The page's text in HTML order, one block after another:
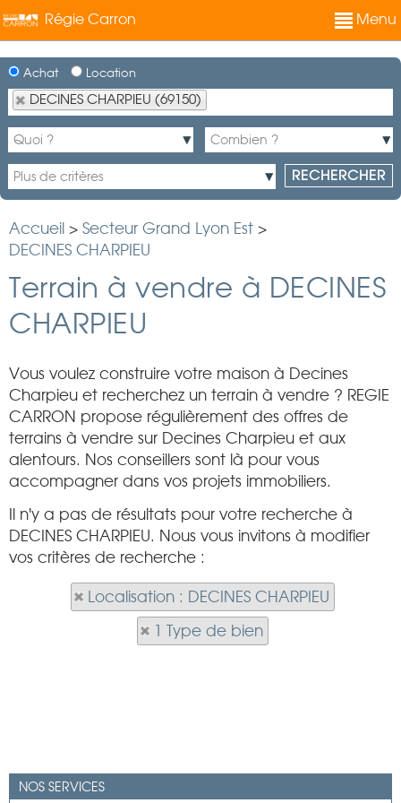
Régie Carron Menu
Achat Location
DECINES CHARPIEU (69150)
Accueil > Secteur Grand Lyon Est >
DECINES CHARPIEU
Terrain à vendre à DECINES
CHARPIEU
Vous voulez construire votre maison à Decines
Charpieu et recherchez un terrain à vendre ? REGIE
CARRON propose régulièrement des offres de
terrains à vendre sur Decines Charpieu et aux
alentours. Nos conseillers sont là pour vous
accompagner dans vos projets immobiliers.
Il n'y a pas de résultats pour votre recherche à
DECINES CHARPIEU. Nous vous invitons à modifier
vos critères de recherche :
Localisation : DECINES CHARPIEU
1 Type de bien
NOS SERVICES